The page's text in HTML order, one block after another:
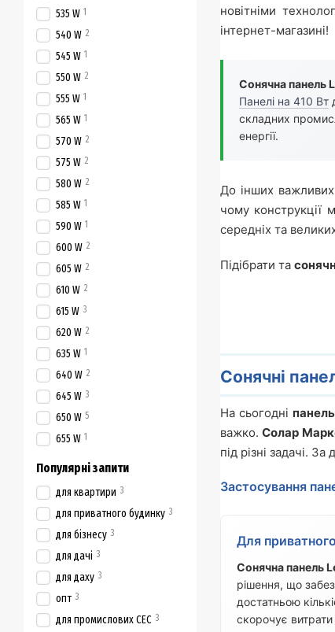
новітніми
інтернет-магазині!
Сонячна панель
Панелі на 410 Вт
складних
енергії.
До інших
чому конструкції
середніх та
Підібрати та
Сонячні
На сьогодні
важко.Солар
під різні задачі.
Застосування
Для
Сонячна панель
рішення, що
достатньою
скорочує
535 W 1
540 W 2
545 W 1
550 W 2
555 W 1
565 W 1
570 W 2
575 W 2
580 W 2
585 W 1
590 W 1
600 W 2
605 W 2
610 W 2
615 W 3
620 W 2
635 W 1
640 W 2
645 W 3
650 W 5
655 W 1
Популярні запити
для квартири 3
для приватного будинку 3
для бізнесу 3
для дачі 3
для даху 3
опт 3
для промислових СЕС 3